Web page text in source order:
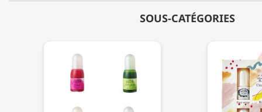
SOUS-CATÉGORIES